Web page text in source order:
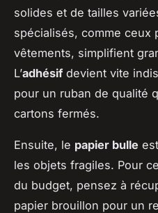
solides et de tailles
spécialisés, comme ceux
vêtements, simplifient
L’adhésifdevient vite
pour un ruban de qualité
cartons fermés.
Ensuite, le papier bulle
les objets fragiles. Pour
du budget, pensez à
papier brouillon pour un